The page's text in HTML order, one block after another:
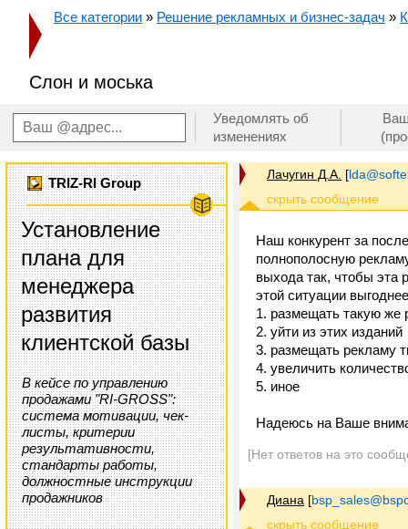
Все категории » Решение рекламных и бизнес-задач »
Слон и моська
Уведомлять об
изменениях
TRIZ-RI Group
Установление
плана для
менеджера
развития
клиентской базы
В кейсе по управлению
продажами "RI-GROSS":
система мотивации, чек-
листы, критерии
результативности,
стандарты работы,
должностные инструкции
продажников
Лачугин Д.А. [
Наш конкурент за
полнополосную
выхода так, чтобы эта
этой ситуации
1. размещать такую же
2. уйти из этих изданий
3. размещать рекламу
4. увеличить
5. иное
Надеюсь на Ваше
[Нет ответов на это
Диана [